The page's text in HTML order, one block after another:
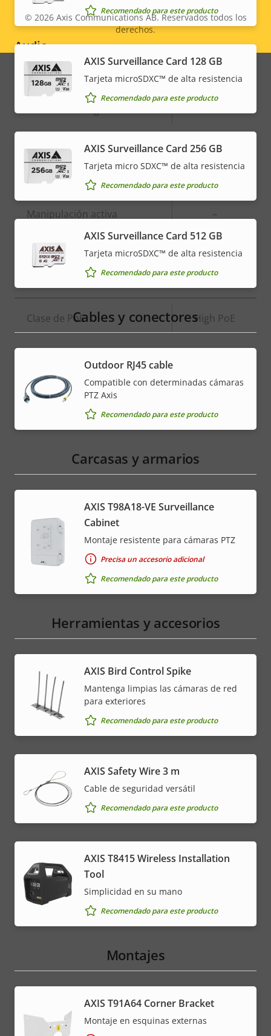
AV1 –
Audio
Descripción
de
propiedad
Valor de
la
propiedad
Compatibilidad de audio Yes
Micrófono integrado -
Integración del sistema
Descripción
de
propiedad
Valor de
la
propiedad
Detección de audio –
Manipulación activa –
Entradas/salidas de alarma -
Red
Descripción
de
propiedad
Valor de
la
propiedad
Clase de PoE High PoE
dependiendo de la opción de hardware que elija.
Recomendado para este producto
AXIS Surveillance Card 128 GB
Tarjeta microSDXC™ de alta resistencia
Recomendado para este producto
AXIS Surveillance Card 256 GB
Tarjeta micro SDXC™ de alta resistencia
Recomendado para este producto
AXIS Surveillance Card 512 GB
Tarjeta microSDXC™ de alta resistencia
Recomendado para este producto
Cables y conectores
Outdoor RJ45 cable
Compatible con determinadas cámaras
PTZ Axis
Recomendado para este producto
Carcasas y armarios
AXIS T98A18-VE Surveillance
Cabinet
Montaje resistente para cámaras PTZ
Precisa un accesorio adicional
Recomendado para este producto
Herramientas y accesorios
AXIS Bird Control Spike
Mantenga limpias las cámaras de red
para exteriores
Recomendado para este producto
AXIS Safety Wire 3 m
Cable de seguridad versátil
Recomendado para este producto
AXIS T8415 Wireless Installation
Tool
Simplicidad en su mano
Recomendado para este producto
Montajes
AXIS T91A64 Corner Bracket
Montaje en esquinas externas
Legal
menu
© 2026Axis Communications AB. Reservados todos los
derechos.